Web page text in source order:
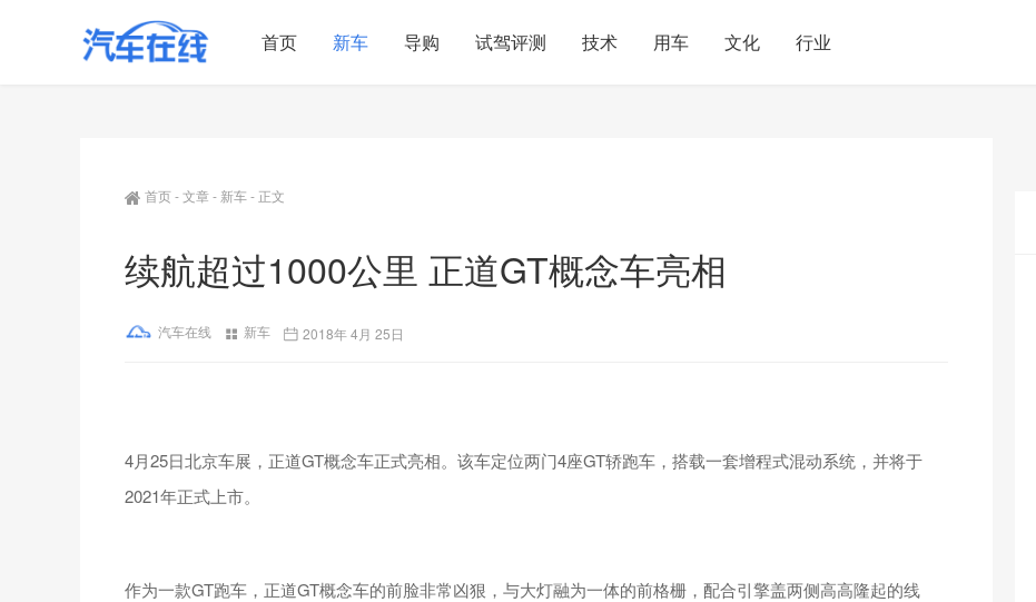
首页 新车 导购 试驾评测 技术 用车 文化 行业
首页-文章- 新车- 正文
续航超过1000公里 正道GT概念车亮相
汽车在线 新车 2018年 4月 25日
4月25日北京车展，正道GT概念车正式亮相。该车定位两门4座GT轿跑车，搭载一套增程式混动系统，并将于
2021年正式上市。
作为一款GT跑车，正道GT概念车的前脸非常凶狠，与大灯融为一体的前格栅，配合引擎盖两侧高高隆起的线